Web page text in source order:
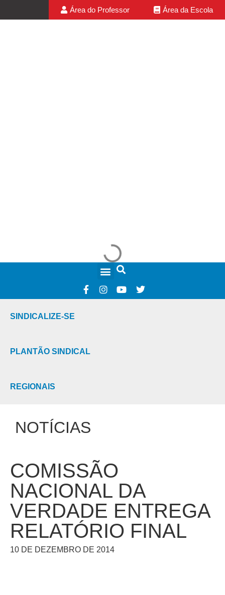
Área do Professor Área da Escola
SINDICALIZE-SE
PLANTÃO SINDICAL
REGIONAIS
NOTÍCIAS
COMISSÃO
NACIONAL DA
VERDADE ENTREGA
RELATÓRIO FINAL
10 DE DEZEMBRO DE 2014